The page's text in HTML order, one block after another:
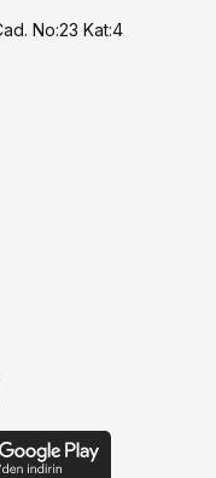
No:23 Kat:4